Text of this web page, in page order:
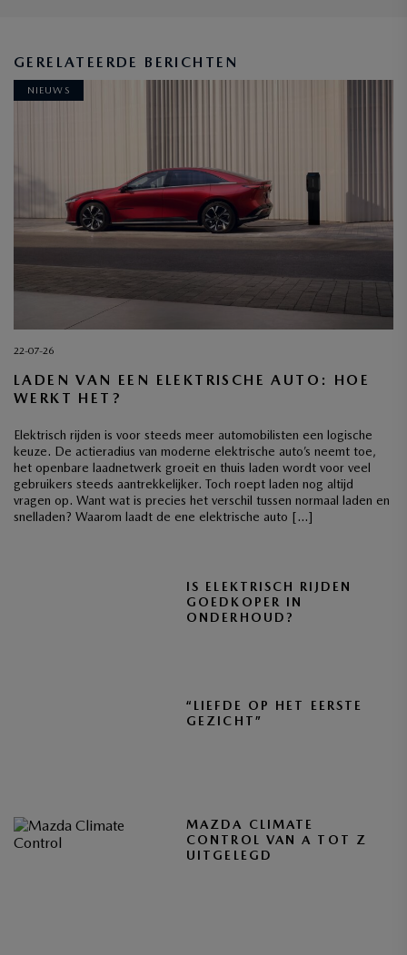
GERELATEERDE BERICHTEN
NIEUWS
22-07-26
LADEN VAN EEN ELEKTRISCHE AUTO: HOE
WERKT HET?
Elektrisch rijden is voor steeds meer automobilisten een logische
keuze. De actieradius van moderne elektrische auto’s neemt toe,
het openbare laadnetwerk groeit en thuis laden wordt voor veel
gebruikers steeds aantrekkelijker. Toch roept laden nog altijd
vragen op. Want wat is precies het verschil tussen normaal laden en
snelladen? Waarom laadt de ene elektrische auto […]
IS ELEKTRISCH RIJDEN
GOEDKOPER IN
ONDERHOUD?
“LIEFDE OP HET EERSTE
GEZICHT”
MAZDA CLIMATE
CONTROL VAN A TOT Z
UITGELEGD